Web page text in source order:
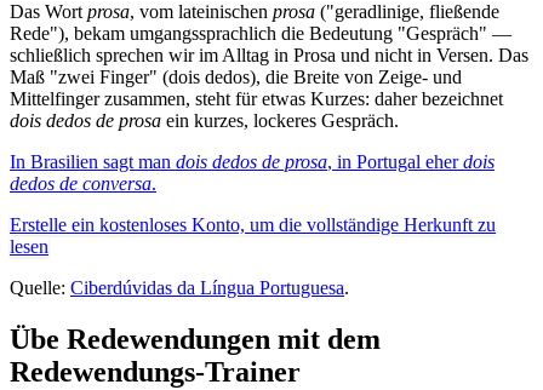
Das Wort prosa, vom lateinischen prosa ("geradlinige, fließende
Rede"), bekam umgangssprachlich die Bedeutung "Gespräch" —
schließlich sprechen wir im Alltag in Prosa und nicht in Versen. Das
Maß "zwei Finger" (dois dedos), die Breite von Zeige- und
Mittelfinger zusammen, steht für etwas Kurzes: daher bezeichnet
dois dedos de prosa ein kurzes, lockeres Gespräch.
In Brasilien sagt man dois dedos de prosa, in Portugal eherdois
dedos de conversa.
Erstelle ein kostenloses Konto, um die vollständige Herkunft zu
lesen
Quelle: Ciberdúvidas da Língua Portuguesa.
Übe Redewendungen mit dem
Redewendungs-Trainer